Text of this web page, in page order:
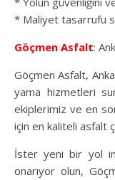
* Maliyet tasarrufu
Göçmen Asfalt:
Göçmen Asfalt,
yama hizmetleri
ekiplerimiz ve en
için en kaliteli asfalt
İster yeni bir yol
onarıyor olun,